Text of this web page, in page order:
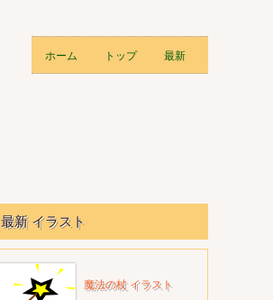
ホーム トップ 最新
最新 イラスト
魔法の杖 イラスト